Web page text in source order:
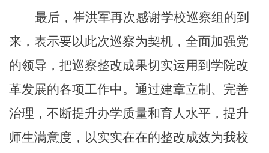
最后， 崔洪军再次感谢学校巡察组的到
来，表示要以此次巡察为契机，全面加强党
的领导，把巡察整改成果切实运用到学院改
革发展的各项工作中。通过建章立制、完善
治理，不断提升办学质量和育人水平，提升
师生满意度，以实实在在的整改成效为我校